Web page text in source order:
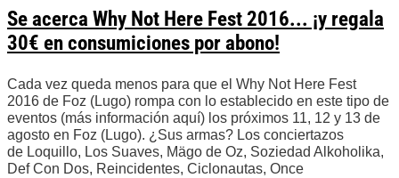
Se acerca Why Not Here Fest 2016... ¡y regala
30€ en consumiciones por abono!
Cada vez queda menos para que el Why Not Here Fest
2016 de Foz (Lugo) rompa con lo establecido en este tipo de
eventos (más información aquí) los próximos 11, 12 y 13 de
agosto en Foz (Lugo). ¿Sus armas? Los conciertazos
de Loquillo, Los Suaves, Mägo de Oz, Soziedad Alkoholika,
Def Con Dos, Reincidentes, Ciclonautas, Once